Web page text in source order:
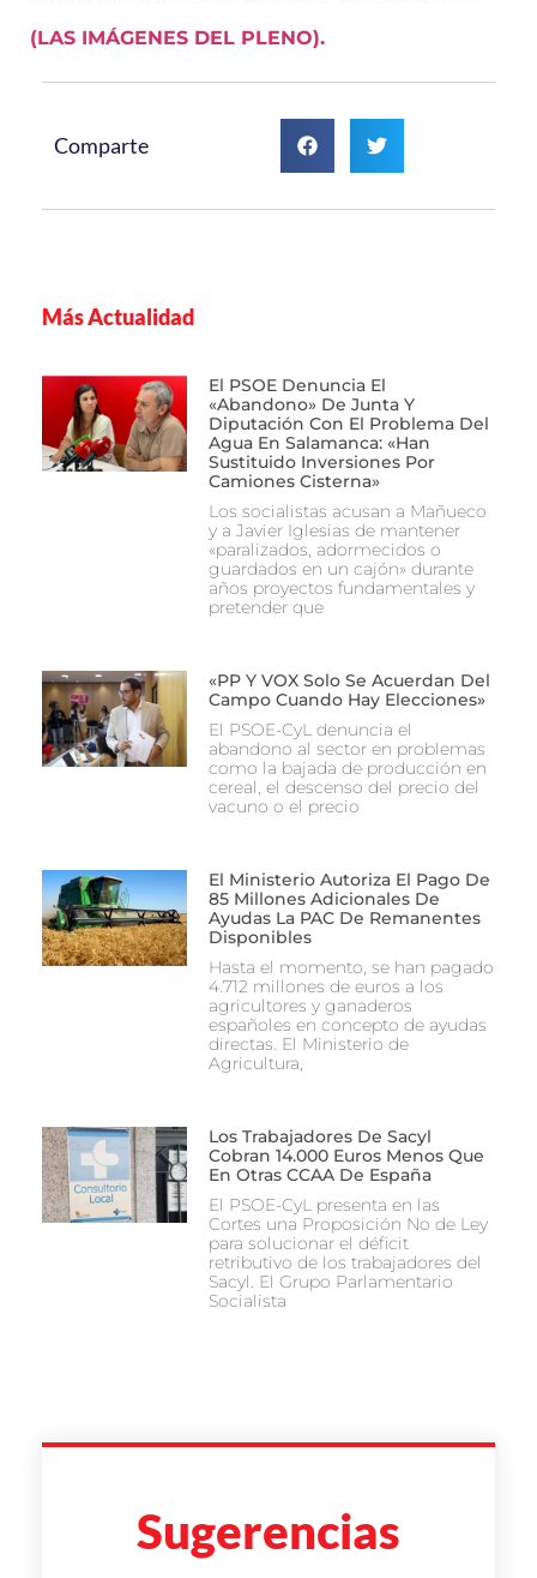
(LAS IMÁGENES DEL PLENO).
Comparte
Más Actualidad
El PSOE Denuncia El
«abandono» De Junta Y
Diputación Con El Problema Del
Agua En Salamanca: «Han
Sustituido Inversiones Por
Camiones Cisterna»
Los socialistas acusan a Mañueco
y a Javier Iglesias de mantener
«paralizados, adormecidos o
guardados en un cajón» durante
años proyectos fundamentales y
pretender que
«PP Y VOX Solo Se Acuerdan Del
Campo Cuando Hay Elecciones»
El PSOE-CyL denuncia el
abandono al sector en problemas
como la bajada de producción en
cereal, el descenso del precio del
vacuno o el precio
El Ministerio Autoriza El Pago De
85 Millones Adicionales De
Ayudas La PAC De Remanentes
Disponibles
Hasta el momento, se han pagado
4.712 millones de euros a los
agricultores y ganaderos
españoles en concepto de ayudas
directas. El Ministerio de
Agricultura,
Los Trabajadores De Sacyl
Cobran 14.000 Euros Menos Que
En Otras CCAA De España
El PSOE-CyL presenta en las
Cortes una Proposición No de Ley
para solucionar el déficit
retributivo de los trabajadores del
Sacyl. El Grupo Parlamentario
Socialista
Sugerencias